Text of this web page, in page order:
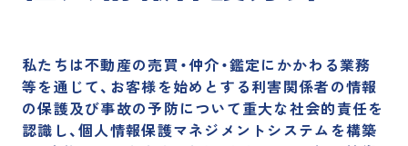
借地・底地
土地
お客様の声
私たちは不動産の売買・仲介・鑑定にかかわる業務
等を通じて、お客様を始めとする利害関係者の情報
の保護及び事故の予防について重大な社会的責任を
認識し、個人情報保護マネジメントシステムを構築